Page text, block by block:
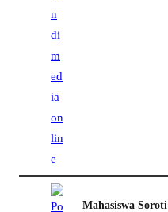
Mahasiswa